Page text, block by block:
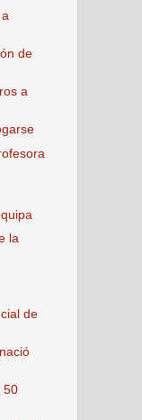
de
a
la
de
50